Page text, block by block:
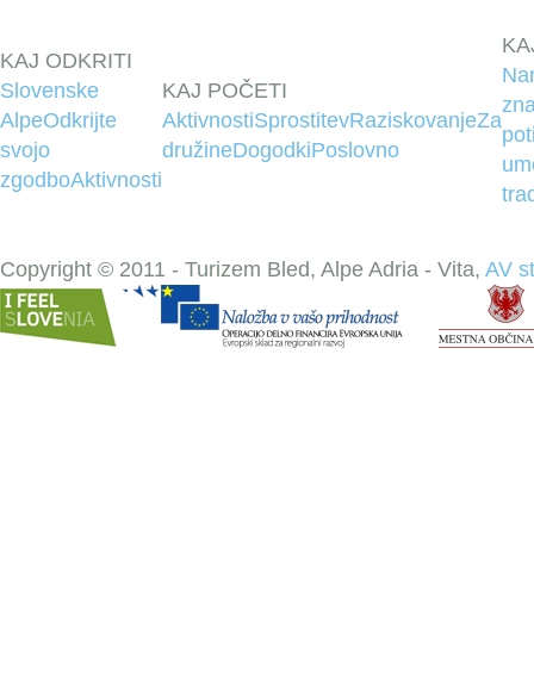
KAJ ODKRITI
Slovenske
AlpeOdkrijte
svojo
zgodboAktivnosti
KAJ POČETI
AktivnostiSprostitevRaziskovanjeZa
družineDogodkiPoslovno
Copyright © 2011 - Turizem Bled, Alpe Adria - Vita, AV